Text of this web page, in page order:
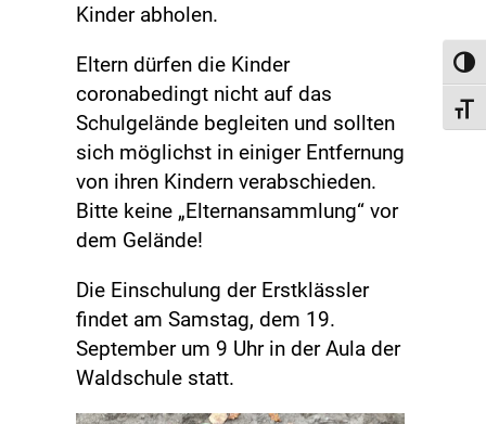
Kinder abholen.
Eltern dürfen die Kinder
coronabedingt nicht auf das
Schulgelände begleiten und sollten
sich möglichst in einiger Entfernung
von ihren Kindern verabschieden.
Bitte keine „Elternansammlung“ vor
dem Gelände!
Die Einschulung der Erstklässler
findet am Samstag, dem 19.
September um 9 Uhr in der Aula der
Waldschule statt.